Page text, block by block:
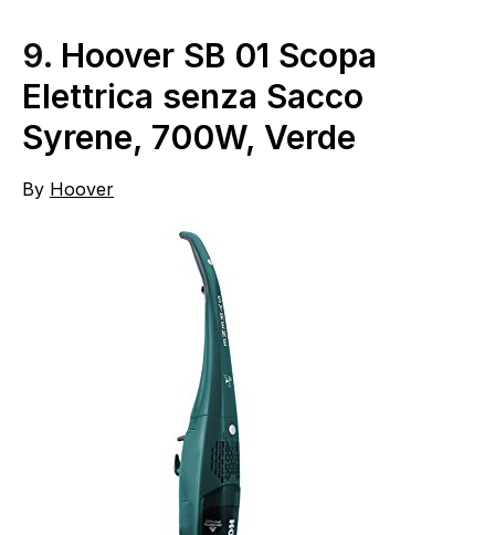
9. Hoover SB 01 Scopa
Elettrica senza Sacco
Syrene, 700W, Verde
By Hoover